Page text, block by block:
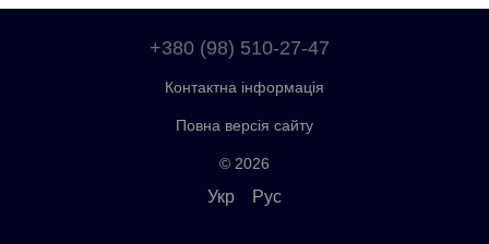
+380 (98) 510-27-47
Контактна інформація
Повна версія сайту
© 2026
Укр Рус